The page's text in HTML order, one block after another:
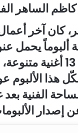
الساهر
كان آخر
ألبوماً يحمل
الحب”، وضمّ 13 أغنية
هذا الألبوم
الفنية بعد